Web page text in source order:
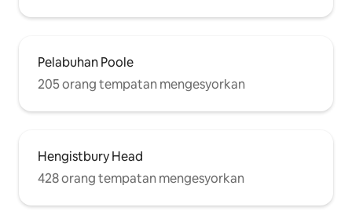
Pelabuhan Poole
205 orang tempatan mengesyorkan
Hengistbury Head
428 orang tempatan mengesyorkan